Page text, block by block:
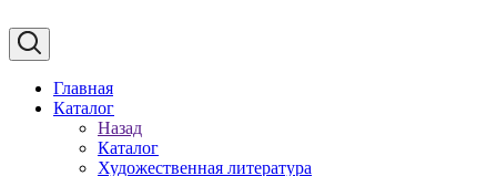
Главная
Каталог
Назад
Каталог
Художественная литература